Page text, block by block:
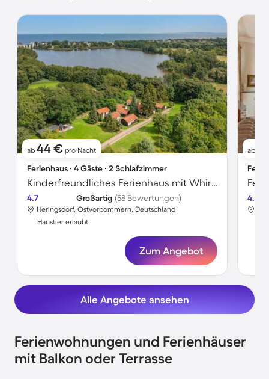
ab 44 € pro Nacht
Ferienhaus ∙ 4 Gäste ∙ 2 Schlafzimmer
Kinderfreundliches Ferienhaus mit Whirlpool, Terrasse und Sauna | Haustierfreundlich
4.7 Großartig (58 Bewertungen)
Heringsdorf, Ostvorpommern, Deutschland
Haustier erlaubt
Zum Angebot
ab
4.7
Alle Angebote ansehen
Ferienwohnungen und Ferienhäuser
mit Balkon oder Terrasse